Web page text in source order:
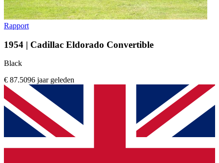
Rapport
1954 | Cadillac Eldorado Convertible
Black
€ 87.5096 jaar geleden